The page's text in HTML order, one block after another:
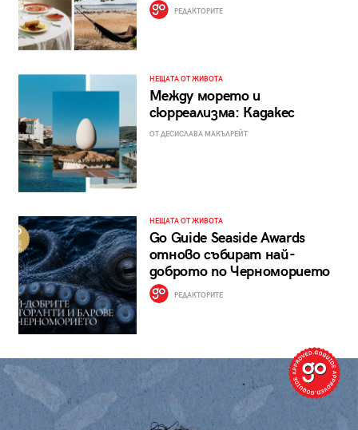
РЕДАКТОРИТЕ
НЕЩАТА ОТ ЖИВОТА
Между морето и
сюрреализма: Кадакес
ОТ ДЕСИСЛАВА МАКЪЛРЕЙТ
НЕЩАТА ОТ ЖИВОТА
Go Guide Seaside Awards
отново събират най-
доброто по Черноморието
РЕДАКТОРИТЕ